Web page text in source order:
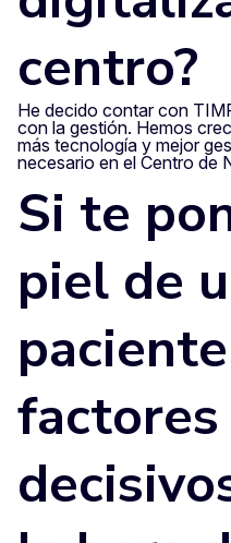
centro?
He decido contar con
con la gestión. Hemos
más tecnología y mejor
necesario en el Centro de
Si te
piel de
factores